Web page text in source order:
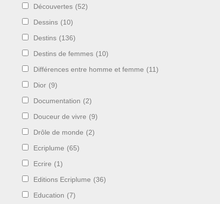
Découvertes (52)
Dessins (10)
Destins (136)
Destins de femmes (10)
Différences entre homme et femme (11)
Dior (9)
Documentation (2)
Douceur de vivre (9)
Drôle de monde (2)
Ecriplume (65)
Ecrire (1)
Editions Ecriplume (36)
Education (7)